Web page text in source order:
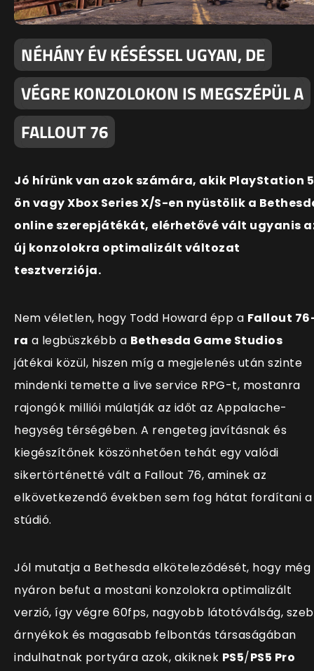
NÉHÁNY ÉV KÉSÉSSEL UGYAN, DE
VÉGRE KONZOLOKON IS MEGSZÉPÜL A
FALLOUT 76
Jó hírünk van azok számára, akik PlayStation
ön vagy Xbox Series X/S-en nyüstölik a
online szerepjátékát, elérhetővé vált ugyanis
új konzolokra optimalizált változat
tesztverziója.
Nem véletlen, hogy Todd Howard épp a Fallout
ra a legbüszkébb a Bethesda Game Studios
játékai közül, hiszen míg a megjelenés után szinte
mindenki temette a live service RPG-t, mostanra
rajongók milliói múlatják az időt az Appalache-
hegység térségében. A rengeteg javításnak és
kiegészítőnek köszönhetően tehát egy valódi
sikertörténetté vált a Fallout 76, aminek az
elkövetkezendő években sem fog hátat fordítani a
stúdió.
Jól mutatja a Bethesda elköteleződését, hogy még
nyáron befut a mostani konzolokra optimalizált
verzió, így végre 60fps, nagyobb látotóválság,
árnyékok és magasabb felbontás társaságában
indulhatnak portyára azok, akiknek PS5/PS5 Pro